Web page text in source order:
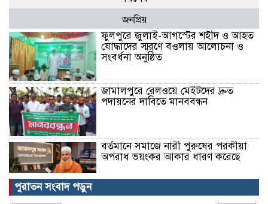
জনপ্রিয়
ফুলপুরে জুলাই-আগস্টের শহীদ ও আহত
যোদ্ধাদের স্মরণে বওলায় আলোচনা ও
সংবর্ধনা অনুষ্ঠিত
জামালপুরে রেলওয়ে মেইটদের দ্রুত
পদায়নের দাবিতে মানববন্ধন
বর্তমানে সমাজে নারী পুরুষের পরকীয়া
অপরাধ ভয়ংকর আকার ধারণ করেছে
ইসলামের দৃষ্টিতে পবিত্র শুক্রবারের কেন
পুরাতন সংবাদ পড়ুন